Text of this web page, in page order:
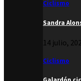
Ciclismo
Sandra
14 julio,
Ciclismo